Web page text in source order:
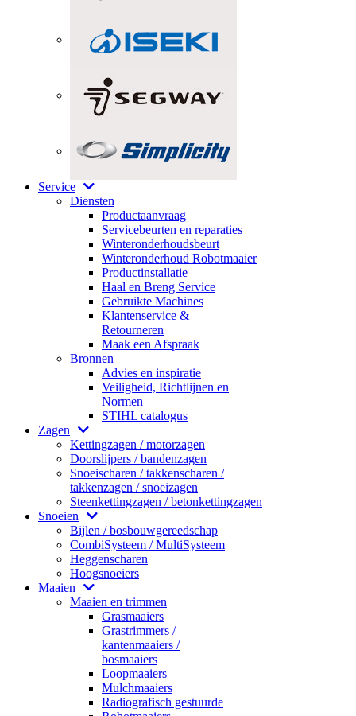
Service
Diensten
Productaanvraag
Servicebeurten en reparaties
Winteronderhoudsbeurt
Winteronderhoud Robotmaaier
Productinstallatie
Haal en Breng Service
Gebruikte Machines
Klantenservice &
Retourneren
Maak een Afspraak
Bronnen
Advies en inspiratie
Veiligheid, Richtlijnen en
Normen
STIHL catalogus
Zagen
Kettingzagen / motorzagen
Doorslijpers / bandenzagen
Snoeischaren / takkenscharen /
takkenzagen / snoeizagen
Steenkettingzagen / betonkettingzagen
Snoeien
Bijlen / bosbouwgereedschap
CombiSysteem / MultiSysteem
Heggenscharen
Hoogsnoeiers
Maaien
Maaien en trimmen
Grasmaaiers
Grastrimmers /
kantenmaaiers /
bosmaaiers
Loopmaaiers
Mulchmaaiers
Radiografisch gestuurde